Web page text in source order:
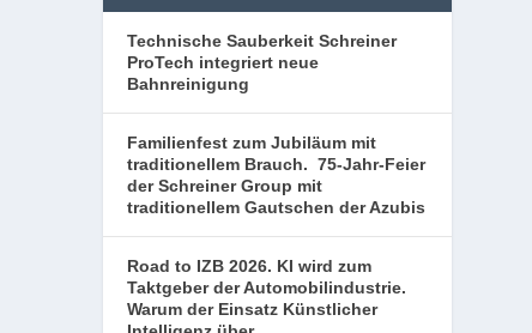
Technische Sauberkeit Schreiner
ProTech integriert neue
Bahnreinigung
Familienfest zum Jubiläum mit
traditionellem Brauch. 75-Jahr-Feier
der Schreiner Group mit
traditionellem Gautschen der Azubis
Road to IZB 2026. KI wird zum
Taktgeber der Automobilindustrie.
Warum der Einsatz Künstlicher